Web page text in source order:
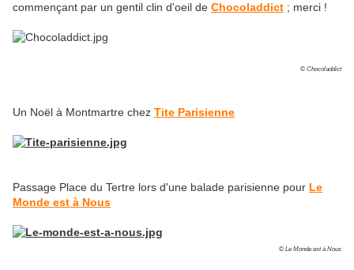
commençant par un gentil clin d'oeil de Chocoladdict ; merci !
© Chocoladdict
Un Noël à Montmartre chez Tite Parisienne
Passage Place du Tertre lors d'une balade parisienne pour Le
Monde est à Nous
© Le Monde est à Nous